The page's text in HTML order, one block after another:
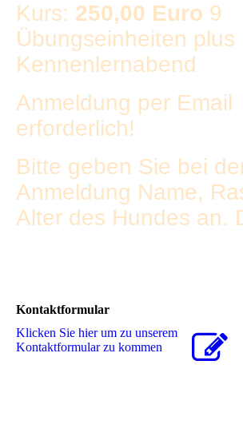
Kurs: 250,00 Euro 9
Übungseinheiten plus
Kennenlernabend
Anmeldung per Email
erforderlich!
Bitte geben Sie bei
Anmeldung Name,
Alter des Hundes an.
Kontaktformular
Klicken Sie hier um zu unserem
Kon­takt­for­mu­lar zu kommen